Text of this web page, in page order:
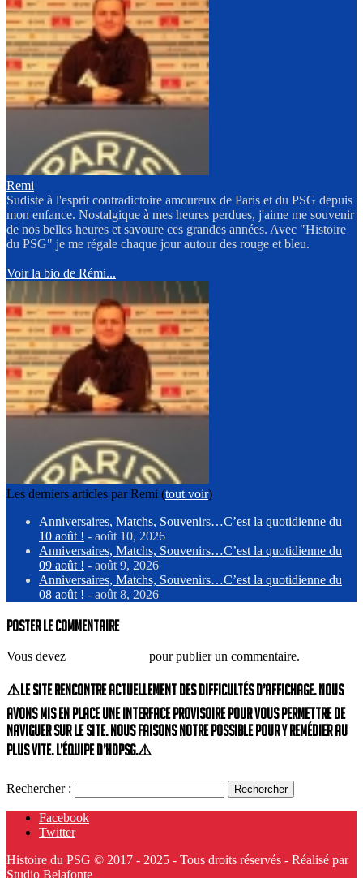
Remi
Sudiste à l'esprit contradictoire amoureux de Paris et du PSG depuis
mon enfance. Nostalgique à mes heures perdues, j'aime me souvenir
de nos belles heures et savoure ces grandes années. Avec "Histoire
du PSG" je me régale chaque jour autour des rouge et bleu.
Voir la bio de Rémi...
Les derniers articles par Remi (tout voir)
Anniversaires, Matchs, Souvenirs…C’est la quotidienne du
10 août ! - août 10, 2026
Anniversaires, Matchs, Souvenirs…C’est la quotidienne du
09 août ! - août 9, 2026
Anniversaires, Matchs, Souvenirs…C’est la quotidienne du
08 août ! - août 8, 2026
Poster le commentaire
Vous devez pour publier un commentaire.
⚠️Le site rencontre actuellement des difficultés d’affichage. Nous
avons mis en place une interface provisoire pour vous permettre de
naviguer sur le site. Nous faisons notre possible pour y remédier au
plus vite. L’équipe d’HdPSG.⚠️
Rechercher :
Facebook
Twitter
Histoire du PSG © 2017 - 2025 - Tous droits réservés - Réalisé par
Studio Belafonte